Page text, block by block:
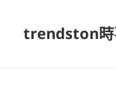
trendston時